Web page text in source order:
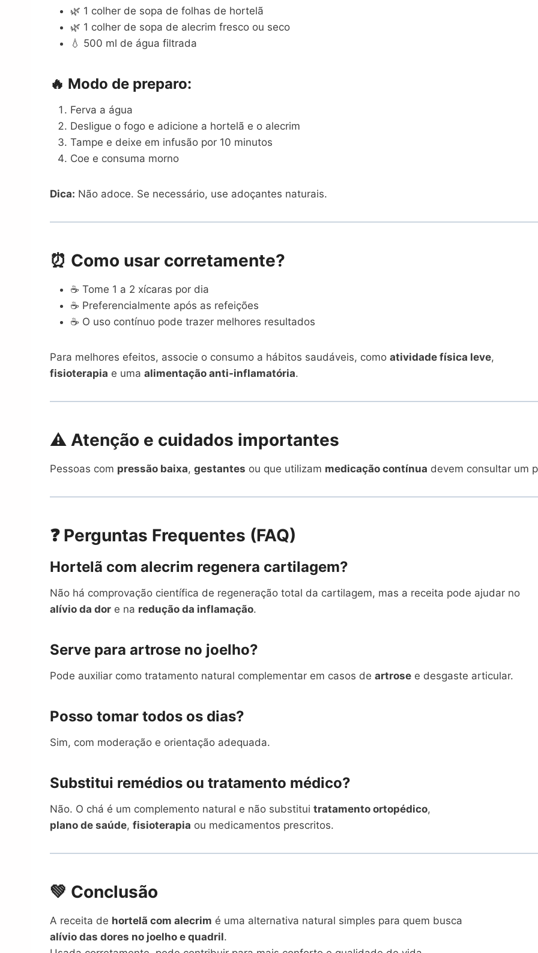
🌿 1 colher de sopa de folhas de hortelã
🌿 1 colher de sopa de alecrim fresco ou seco
💧 500 ml de água filtrada
🔥 Modo de preparo:
Ferva a água
Desligue o fogo e adicione a hortelã e o alecrim
Tampe e deixe em infusão por 10 minutos
Coe e consuma morno
Dica: Não adoce. Se necessário, use adoçantes naturais.
⏰ Como usar corretamente?
☕ Tome 1 a 2 xícaras por dia
☕ Preferencialmente após as refeições
☕ O uso contínuo pode trazer melhores resultados
Para melhores efeitos, associe o consumo a hábitos saudáveis, como atividade física leve,
fisioterapia e uma alimentação anti-inflamatória.
⚠️ Atenção e cuidados importantes
Pessoas com pressão baixa, gestantes ou que utilizam medicação contínua devem consultar um
❓ Perguntas Frequentes (FAQ)
Hortelã com alecrim regenera cartilagem?
Não há comprovação científica de regeneração total da cartilagem, mas a receita pode ajudar no
alívio da dor e na redução da inflamação.
Serve para artrose no joelho?
Pode auxiliar como tratamento natural complementar em casos de artrose e desgaste articular.
Posso tomar todos os dias?
Sim, com moderação e orientação adequada.
Substitui remédios ou tratamento médico?
Não. O chá é um complemento natural e não substitui tratamento ortopédico,
plano de saúde, fisioterapia ou medicamentos prescritos.
💚 Conclusão
A receita de hortelã com alecrim é uma alternativa natural simples para quem busca
alívio das dores no joelho e quadril.